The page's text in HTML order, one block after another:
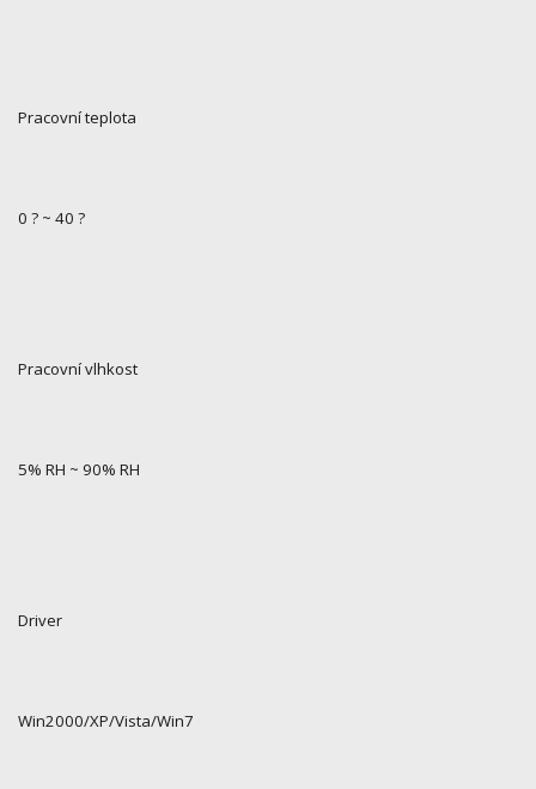
Pracovní teplota
0 ? ~ 40 ?
Pracovní vlhkost
5% RH ~ 90% RH
Driver
Win2000/XP/Vista/Win7